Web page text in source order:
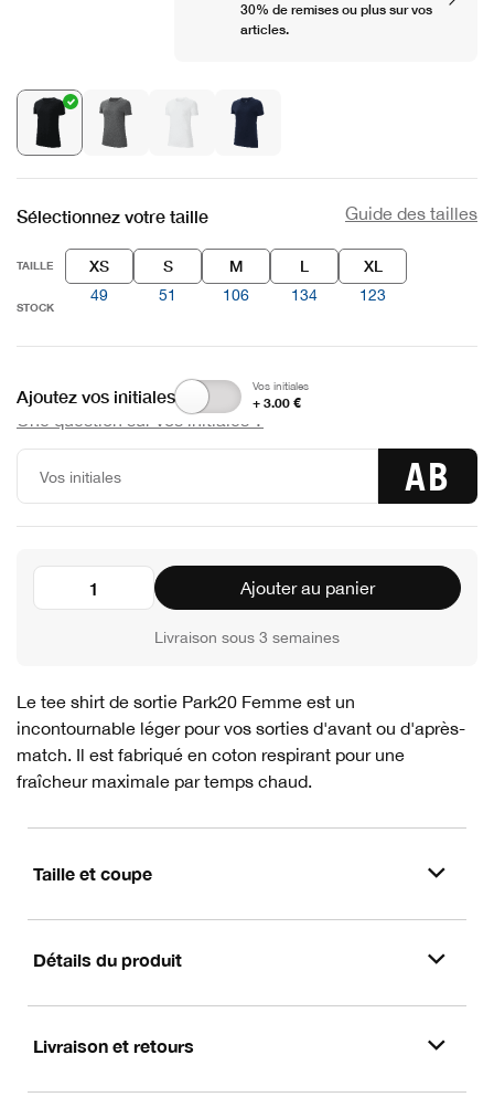
30% de remises ou plus sur vos
articles.
Sélectionnez votre taille Guide des tailles
TAILLE
STOCK
XS
49
S
51
M
106
L
134
XL
123
Ajoutez vos initiales Vos initiales
+ 3.00 €
Une question sur vos initiales ?
AB
Ajouter au panier
Livraison sous 3 semaines
Le tee shirt de sortie Park20 Femme est un
incontournable léger pour vos sorties d'avant ou d'après-
match. Il est fabriqué en coton respirant pour une
fraîcheur maximale par temps chaud.
Taille et coupe
Détails du produit
Livraison et retours